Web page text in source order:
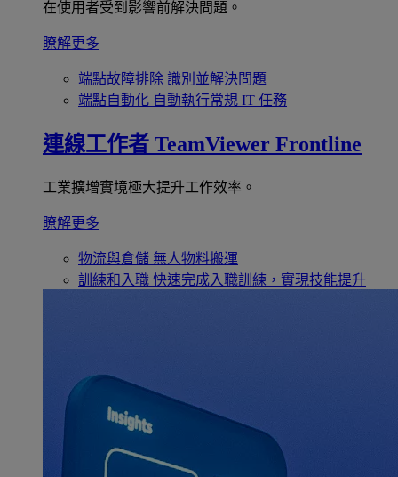
在使用者受到影響前解決問題。
瞭解更多
端點故障排除 識別並解決問題
端點自動化 自動執行常規 IT 任務
連線工作者 TeamViewer Frontline
工業擴增實境極大提升工作效率。
瞭解更多
物流與倉儲 無人物料搬運
訓練和入職 快速完成入職訓練，實現技能提升